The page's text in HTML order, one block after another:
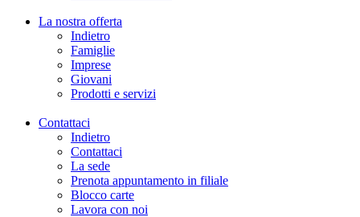
La nostra offerta
Indietro
Famiglie
Imprese
Giovani
Prodotti e servizi
Contattaci
Indietro
Contattaci
La sede
Prenota appuntamento in filiale
Blocco carte
Lavora con noi